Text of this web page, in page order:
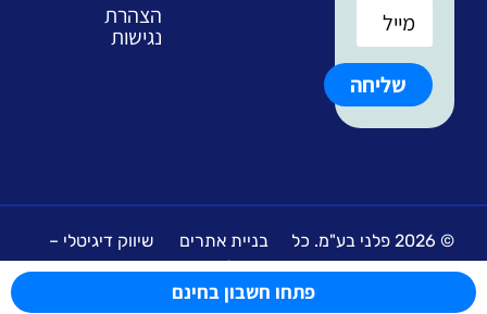
הצהרת
נגישות
שליחה
© 2026 פלני בע"מ. כל
הזכויות שמורות
בניית אתרים
אינטלינט
שיווק דיגיטלי –
פינק מדיה
פתחו חשבון בחינם